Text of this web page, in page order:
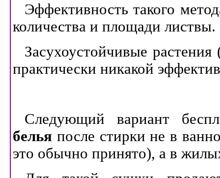
Эффективность такого
количества и площади листвы.
Засухоустойчивые
практически никакой
Следующий вариант
белья после стирки не в
это обычно принято), а в